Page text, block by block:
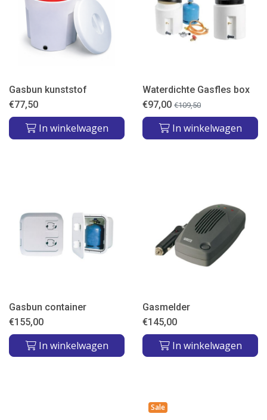
Gasbun kunststof
€77,50
In winkelwagen
Waterdichte Gasfles box
€97,00 €109,50
In winkelwagen
Gasbun container
€155,00
In winkelwagen
Gasmelder
€145,00
In winkelwagen
Sale